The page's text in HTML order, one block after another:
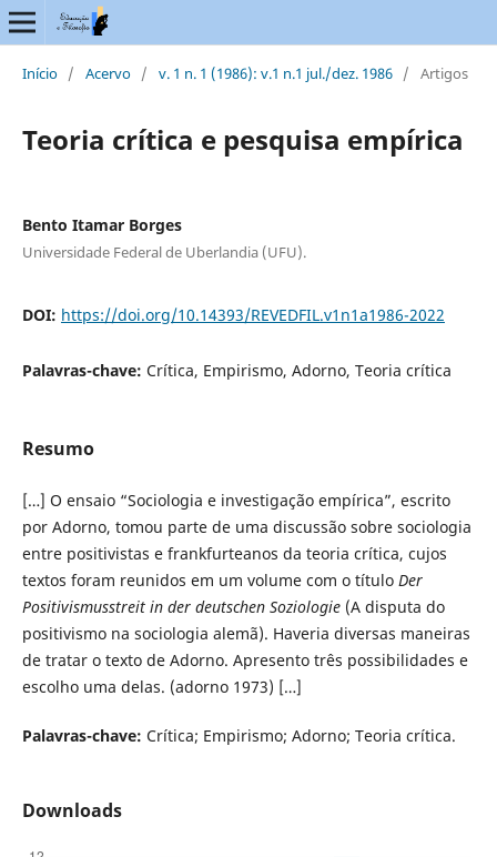
Início / Acervo / v. 1 n. 1 (1986): v.1 n.1 jul./dez. 1986 / Artigos
Teoria crítica e pesquisa empírica
Bento Itamar Borges
Universidade Federal de Uberlandia (UFU).
DOI: https://doi.org/10.14393/REVEDFIL.v1n1a1986-2022
Palavras-chave: Crítica, Empirismo, Adorno, Teoria crítica
Resumo
[…] O ensaio “Sociologia e investigação empírica”, escrito
por Adorno, tomou parte de uma discussão sobre sociologia
entre positivistas e frankfurteanos da teoria crítica, cujos
textos foram reunidos em um volume com o título Der
Positivismusstreit in der deutschen Soziologie(A disputa do
positivismo na sociologia alemã). Haveria diversas maneiras
de tratar o texto de Adorno. Apresento três possibilidades e
escolho uma delas. (adorno 1973) […]
Palavras-chave: Crítica; Empirismo; Adorno; Teoria crítica.
Downloads